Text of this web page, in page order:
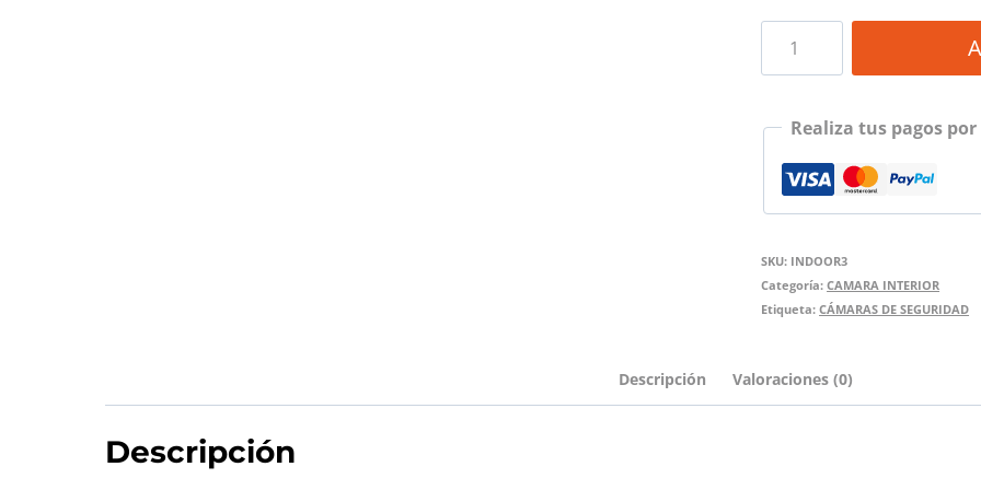
CÁMARA
DE
BLINK
INALÁMBRICA
3RAGEN
DOS
AÑOS
BATERÍA
Realiza tus pagos por
SKU: INDOOR3
Categoría:CAMARA INTERIOR
Etiqueta:CÁMARAS DE SEGURIDAD
Descripción Valoraciones (0)
Descripción